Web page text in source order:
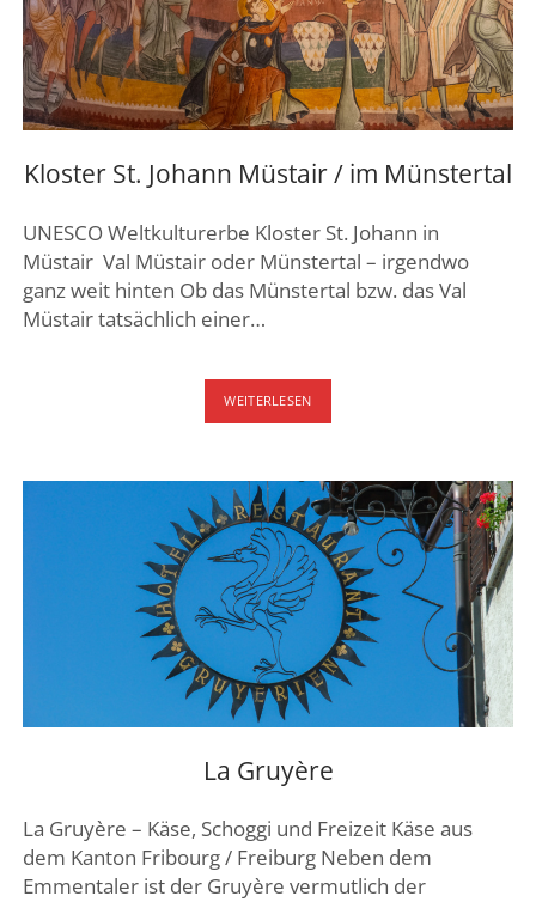
Kloster St. Johann Müstair / im Münstertal
UNESCO Weltkulturerbe Kloster St. Johann in
Müstair Val Müstair oder Münstertal – irgendwo
ganz weit hinten Ob das Münstertal bzw. das Val
Müstair tatsächlich einer…
WEITERLESENKLOSTER
ST.
IM
MÜNSTERTAL
La Gruyère
La Gruyère – Käse, Schoggi und Freizeit Käse aus
dem Kanton Fribourg / Freiburg Neben dem
Emmentaler ist der Gruyère vermutlich der